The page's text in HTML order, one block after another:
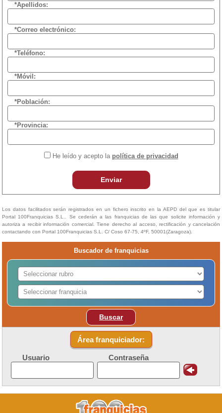
*Apellidos:
*Correo electrónico:
*Teléfono:
*Móvil:
*Población:
*Provincia:
He leído y acepto la política de privacidad
Enviar
Los datos facilitados serán registrados en un fichero inscrito en la AEPD del que es titular
Portal 100Franquicias S.L.. Se cederán a las franquicias de las que solicite información y
autoriza a recibir información comercial. Tiene derecho al acceso, rectificación y cancelación
contactando con Portal 100Franquicias S.L. C/ Coso 67-75, 4ºF, 50001(Zaragoza).
Buscador de franquicias
Buscar
Área franquiciador:
Usuario Contraseña